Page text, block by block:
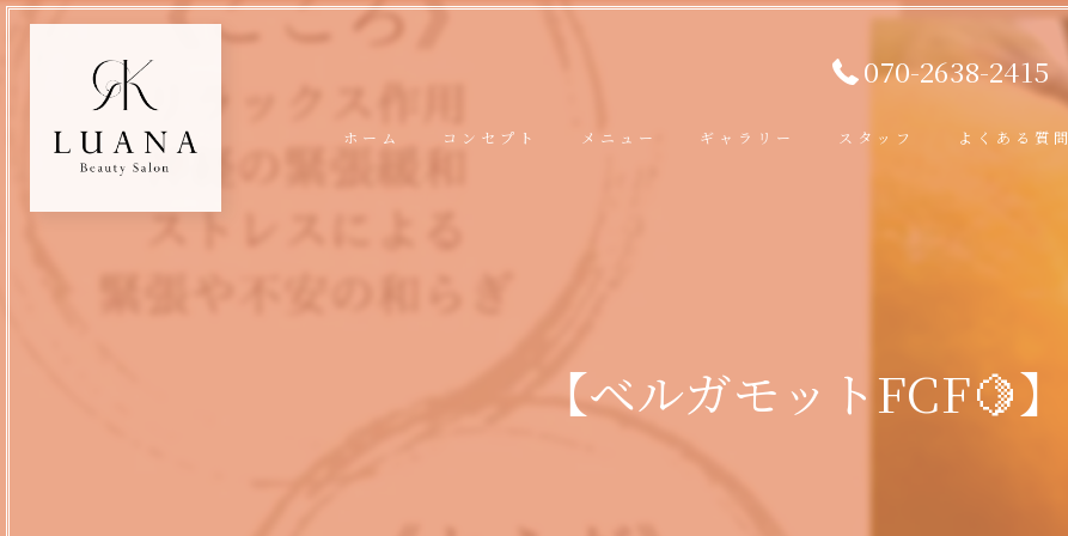
070-2638-2415
ホーム コンセプト メニュー ギャラリー スタッフ よくある質問
【ベルガモットFCF🍋】